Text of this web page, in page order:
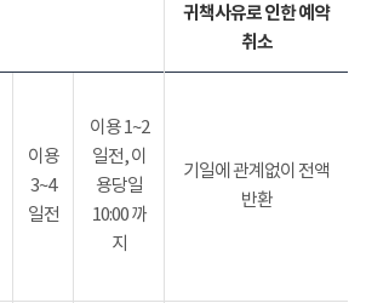
귀책사유로 인한 예약
취소
이용
3~4
일전
이용 1~2
일전, 이
용당일
10:00 까
지
기일에 관계없이 전액
반환